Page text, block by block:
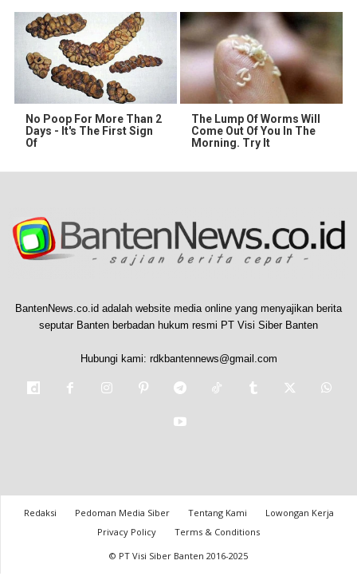
No Poop For More Than 2
Days - It's The First Sign
Of
The Lump Of Worms Will
Come Out Of You In The
Morning. Try It
BantenNews.co.id adalah website media online yang menyajikan berita
seputar Banten berbadan hukum resmi PT Visi Siber Banten
Hubungi kami: rdkbantennews@gmail.com
Redaksi Pedoman Media Siber Tentang Kami
Lowongan Kerja
Privacy Policy
Terms & Conditions
© PT Visi Siber Banten 2016-2025